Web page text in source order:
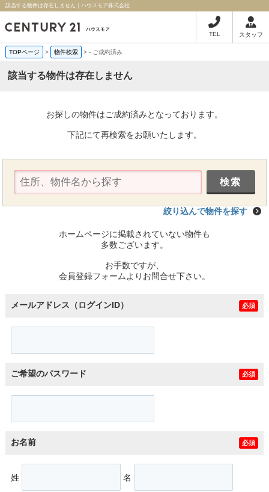
該当する物件は存在しません｜ハウスモア株式会社
TEL スタッフ
TOPページ > 物件検索 >- ご成約済み
該当する物件は存在しません
お探しの物件はご成約済みとなっております。
下記にて再検索をお願いたします。
絞り込んで物件を探す
ホームページに掲載されていない物件も
多数ございます。
お手数ですが、
会員登録フォームよりお問合せ下さい。
メールアドレス（ログインID） 必須
ご希望のパスワード 必須
お名前 必須
姓 名